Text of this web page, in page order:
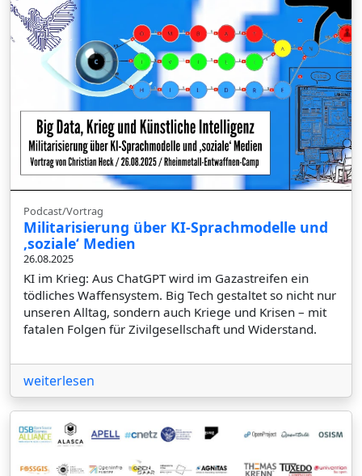
Podcast/Vortrag
Militarisierung über KI-Sprachmodelle und
‚soziale‘ Medien
26.08.2025
KI im Krieg: Aus ChatGPT wird im Gazastreifen ein
tödliches Waffensystem. Big Tech gestaltet so nicht nur
unseren Alltag, sondern auch Kriege und Krisen – mit
fatalen Folgen für Zivilgesellschaft und Widerstand.
weiterlesen